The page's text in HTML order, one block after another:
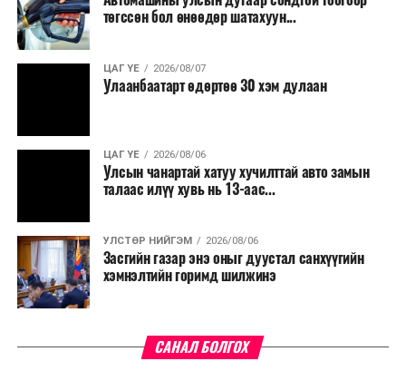
төгссөн бол өнөөдөр шатахуун...
ЦАГ ҮЕ 2026/08/07
Улаанбаатарт өдөртөө 30 хэм дулаан
ЦАГ ҮЕ 2026/08/06
Улсын чанартай хатуу хучилттай авто замын
талаас илүү хувь нь 13-аас...
УЛСТӨР НИЙГЭМ 2026/08/06
Засгийн газар энэ оныг дуустал санхүүгийн
хэмнэлтийн горимд шилжинэ
САНАЛ БОЛГОХ